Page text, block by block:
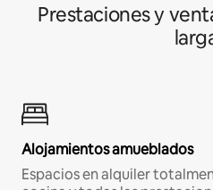
Prestaciones y
Alojamientos amueblados
Espacios en alquiler